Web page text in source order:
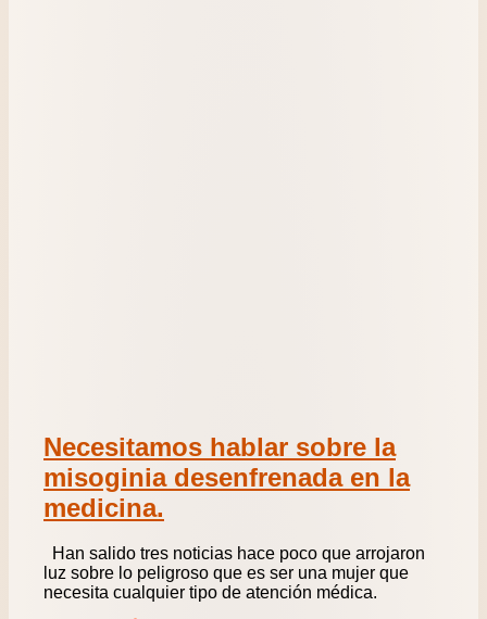
Necesitamos hablar sobre la
misoginia desenfrenada en la
medicina.
Han salido tres noticias hace poco que arrojaron
luz sobre lo peligroso que es ser una mujer que
necesita cualquier tipo de atención médica.